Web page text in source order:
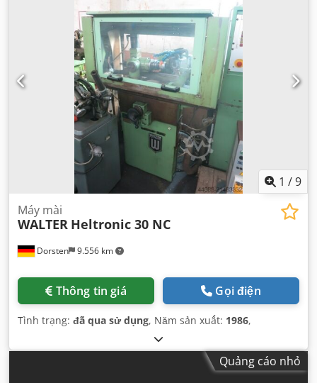
1 /9
Dorsten 9.556 km
Máy mài
WALTER Heltronic 30 NC
Thông tin giá Gọi điện
Tình trạng: đã qua sử dụng, Năm sản xuất: 1986,
Quảng cáo nhỏ